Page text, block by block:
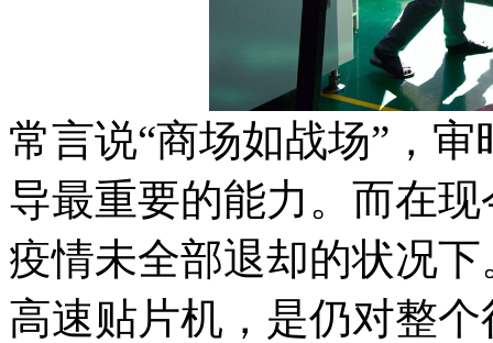
常言说“商场如战场”，
导最重要的能力。而在
疫情未全部退却的状况
高速贴片机，是仍对整